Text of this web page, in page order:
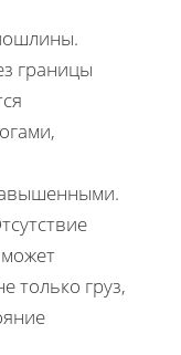
границы
только груз,